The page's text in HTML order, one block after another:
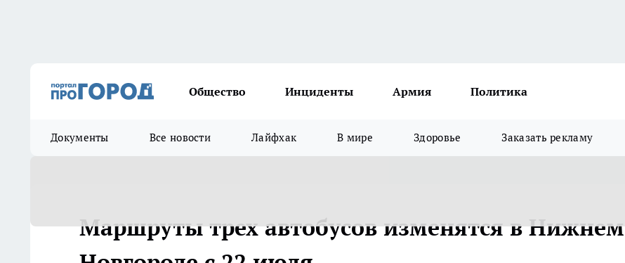
Общество Инциденты Армия Политика
Документы Все новости Лайфхак В мире Здоровье Заказать рекламу
Маршруты трех автобусов изменятся в Нижнем